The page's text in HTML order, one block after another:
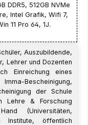
DDR5, 512GB NVMe
Intel Grafik, Wifi 7,
11 Pro 64, 1J.
Auszubildende,
Lehrer und Dozenten
Einreichung eines
Bescheinigung,
der Schule
Lehre & Forschung
(Universitäten,
Institute, öffentlich